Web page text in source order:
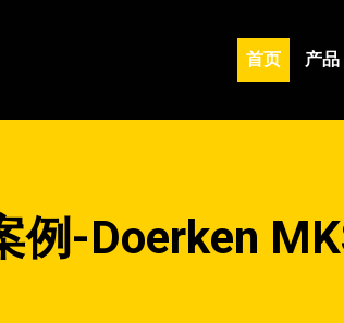
首页 产品
例-Doerken